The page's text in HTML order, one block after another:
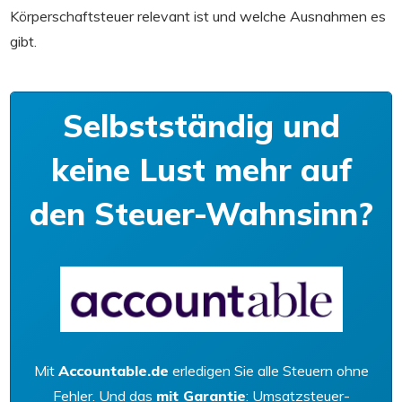
Körperschaftsteuer relevant ist und welche Ausnahmen es
gibt.
Selbstständig und
keine Lust mehr auf
den Steuer-Wahnsinn?
Mit Accountable.de erledigen Sie alle Steuern ohne
Fehler. Und das mit Garantie: Umsatzsteuer-